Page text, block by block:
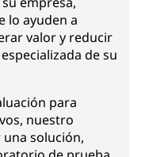
lo ayuden a
valor y reducir
de su
para
nuestro
solución,